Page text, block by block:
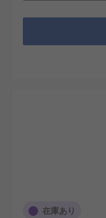
在庫あり